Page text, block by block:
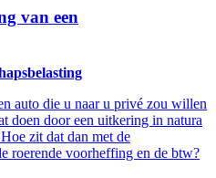
van een
auto die u naar u privé zou willen
doen door een uitkering in natura
zit dat dan met de
roerende voorheffing en de btw?